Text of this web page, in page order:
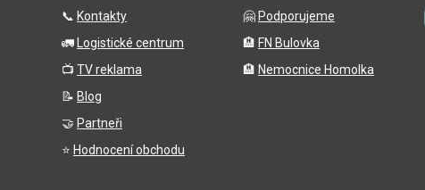
📞 Kontakty
🚛Logistické centrum
📺 TV reklama
📝 Blog
🤝 Partneři
⭐ Hodnocení obchodu
🤗Podporujeme
🏨 FN Bulovka
🏨 Nemocnice Homolka